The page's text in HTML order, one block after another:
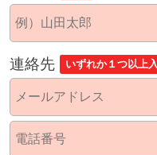
連絡先 いずれか１つ以上